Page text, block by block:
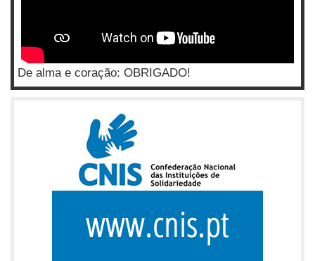
De alma e coração: OBRIGADO!